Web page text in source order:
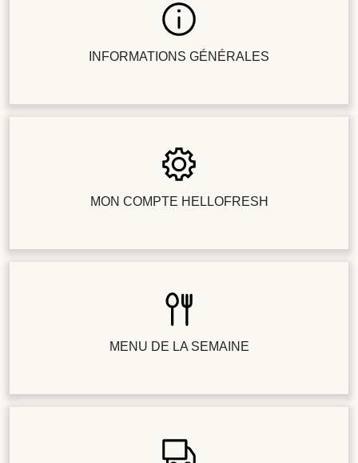
INFORMATIONS GÉNÉRALES
MON COMPTE HELLOFRESH
MENU DE LA SEMAINE